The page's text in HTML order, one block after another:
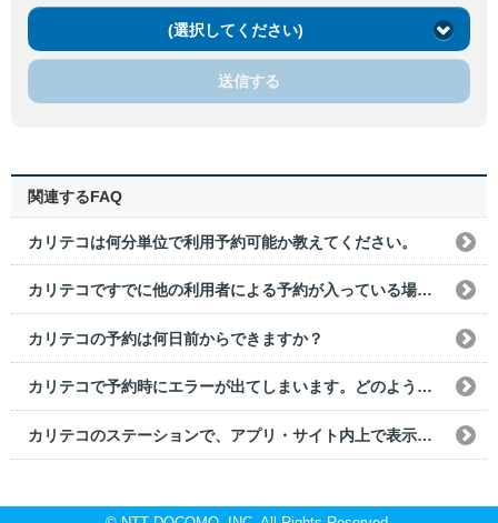
(選択してください)
送信する
関連するFAQ
カリテコは何分単位で利用予約可能か教えてください。
カリテコですでに他の利用者による予約が入っている場合、前後の予約できない時間を教えてください。
カリテコの予約は何日前からできますか？
カリテコで予約時にエラーが出てしまいます。どのようにすればいいでしょうか？
カリテコのステーションで、アプリ・サイト内上で表示されないものはありますか？